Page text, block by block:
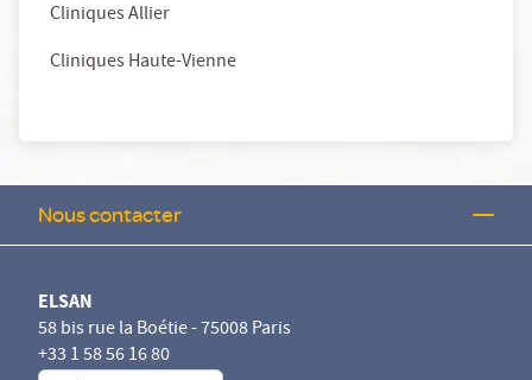
Cliniques Allier
Cliniques Haute-Vienne
Nous contacter
ELSAN
58 bis rue la Boétie - 75008 Paris
+33 1 58 56 16 80